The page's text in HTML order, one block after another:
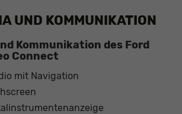
UND KOMMUNIKATION
Kommunikation des Ford
Connect
mit Navigation